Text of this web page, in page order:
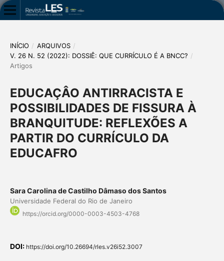
INÍCIO / ARQUIVOS /
V. 26 N. 52 (2022): DOSSIÊ: QUE CURRÍCULO É A BNCC? /
Artigos
EDUCAÇÂO ANTIRRACISTA E
POSSIBILIDADES DE FISSURA À
BRANQUITUDE: REFLEXÕES A
PARTIR DO CURRÍCULO DA
EDUCAFRO
Sara Carolina de Castilho Dâmaso dos Santos
Universidade Federal do Rio de Janeiro
https://orcid.org/0000-0003-4503-4768
DOI: https://doi.org/10.26694/rles.v26i52.3007